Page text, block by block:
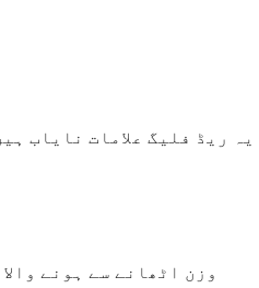
یہ ریڈ فلیگ علامات نایاب
وزن اٹھانے سے ہونے